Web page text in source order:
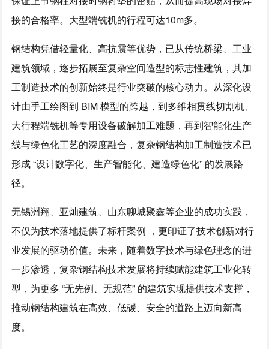
接的合格率。大型端铣机的行程可达10m多。
钢结构凭借轻量化、高抗震等优势，已从传统桥梁、工业
建筑领域，逐步拓展至复杂空间造型的标志性建筑，其加
工制造技术的创新始终是行业突破的核心动力。从深化设
计由手工绘图到 BIM 模型的跨越，到多维相贯线切割机、
大行程端铣机等专用设备破解加工难题，再到智能化生产
线与绿色化工艺的深度融合，复杂钢结构加工制造技术已
形成 “设计数字化、生产智能化、建造绿色化” 的发展路
径。
无锡洲翔、亚灿建筑、山东聊城聚鑫等企业的成功实践，
不仅为技术落地提供了标杆案例 ，更印证了技术创新对行
业发展的驱动价值。未来，随着数字技术与绿色理念的进
一步渗透，复杂钢结构技术发展将持续赋能建筑工业化转
型，为更多 “无先例、无规范” 的建筑实现提供技术支撑，
推动钢结构建筑在高效、低碳、安全的道路上迈向新高
度。